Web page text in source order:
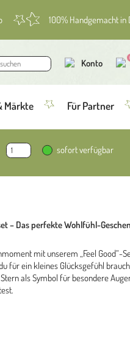
100% Handgemacht in
Konto
Märkte Für Partner
Feel
good
sofort verfügbar
– Das perfekte Wohlfühl-
mit unserem „Feel Good“-
für ein kleines Glücksgefühl
als Symbol für besondere